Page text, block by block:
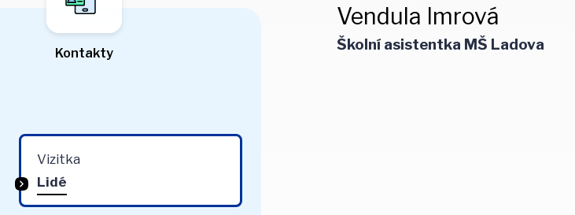
Kontakty
Vizitka
Lidé
Vendula Imrová
Školní asistentka MŠ Ladova